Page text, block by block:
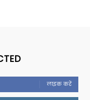
लाइक करें